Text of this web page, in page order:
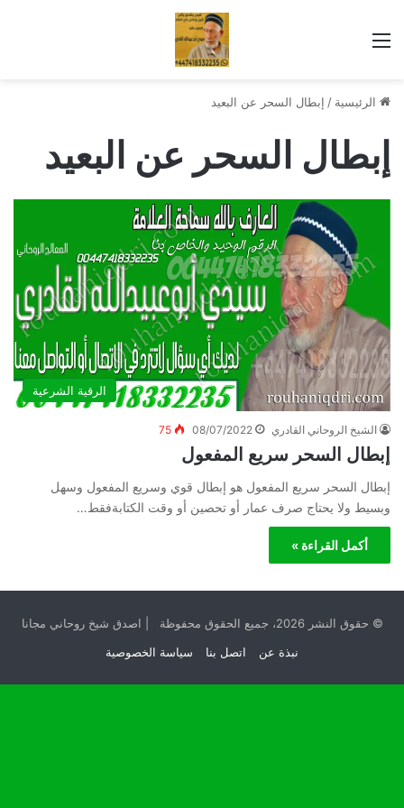
القائمة
الرئيسية / إبطال السحر عن البعيد
إبطال السحر عن البعيد
الرقية الشرعية
الشيخ الروحاني القادري 08/07/2022
75
إبطال السحر سريع المفعول
إبطال السحر سريع المفعول هو إبطال قوي وسريع المفعول وسهل
وبسيط ولا يحتاج صرف عمار أو تحصين أو وقت الكتابةفقط…
أكمل القراءة »
© حقوق النشر 2026، جميع الحقوق محفوظة | اصدق شيخ روحاني مجانا
نبذة عن
اتصل بنا سياسة الخصوصية